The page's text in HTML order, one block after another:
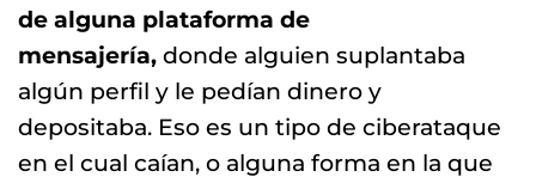
de alguna plataforma de
mensajería, donde alguien suplantaba
algún perfil y le pedían dinero y
depositaba. Eso es un tipo de ciberataque
en el cual caían, o alguna forma en la que